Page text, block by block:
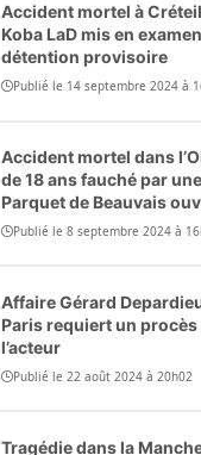
Accident mortel à
Koba LaD mis en
détention provisoire
Publié le 14 septembre 2024 à
Accident mortel dans
de 18 ans fauché par
Parquet de Beauvais
Publié le 8 septembre 2024 à
Affaire Gérard
Paris requiert un
l’acteur
Publié le 22 août 2024 à 20h02
Tragédie dans la